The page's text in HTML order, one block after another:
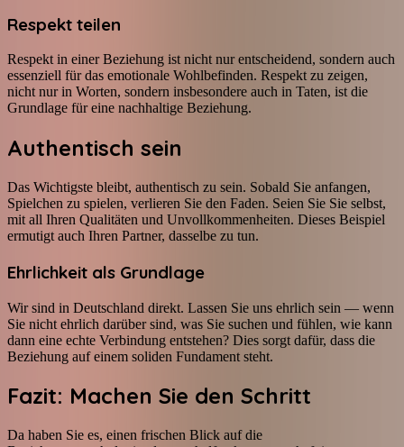
Respekt teilen
Respekt in einer Beziehung ist nicht nur entscheidend, sondern auch
essenziell für das emotionale Wohlbefinden. Respekt zu zeigen,
nicht nur in Worten, sondern insbesondere auch in Taten, ist die
Grundlage für eine nachhaltige Beziehung.
Authentisch sein
Das Wichtigste bleibt, authentisch zu sein. Sobald Sie anfangen,
Spielchen zu spielen, verlieren Sie den Faden. Seien Sie Sie selbst,
mit all Ihren Qualitäten und Unvollkommenheiten. Dieses Beispiel
ermutigt auch Ihren Partner, dasselbe zu tun.
Ehrlichkeit als Grundlage
Wir sind in Deutschland direkt. Lassen Sie uns ehrlich sein — wenn
Sie nicht ehrlich darüber sind, was Sie suchen und fühlen, wie kann
dann eine echte Verbindung entstehen? Dies sorgt dafür, dass die
Beziehung auf einem soliden Fundament steht.
Fazit: Machen Sie den Schritt
Da haben Sie es, einen frischen Blick auf die